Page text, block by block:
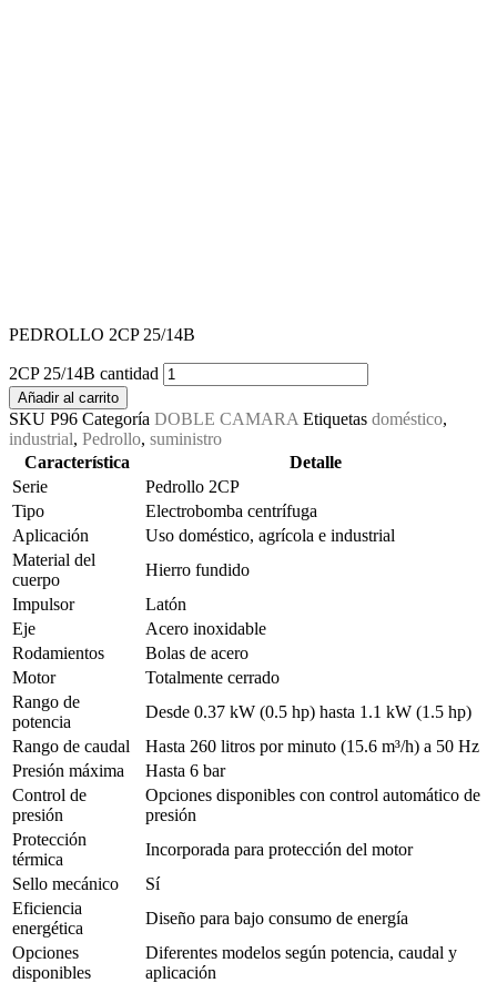
PEDROLLO 2CP 25/14B
2CP 25/14B cantidad
Añadir al carrito
SKU P96 Categoría DOBLE CAMARA Etiquetas doméstico,
industrial, Pedrollo, suministro
Característica
Detalle
Serie
Pedrollo 2CP
Tipo
Electrobomba centrífuga
Aplicación
Uso doméstico, agrícola e industrial
Material del
cuerpo
Hierro fundido
Impulsor
Latón
Eje
Acero inoxidable
Rodamientos
Bolas de acero
Motor
Totalmente cerrado
Rango de
potencia
Desde 0.37 kW (0.5 hp) hasta 1.1 kW (1.5 hp)
Rango de caudal
Hasta 260 litros por minuto (15.6 m³/h) a 50 Hz
Presión máxima
Hasta 6 bar
Control de
presión
Opciones disponibles con control automático de
presión
Protección
térmica
Incorporada para protección del motor
Sello mecánico
Sí
Eficiencia
energética
Diseño para bajo consumo de energía
Opciones
disponibles
Diferentes modelos según potencia, caudal y
aplicación